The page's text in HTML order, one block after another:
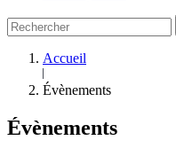
Accueil
Évènements
Évènements